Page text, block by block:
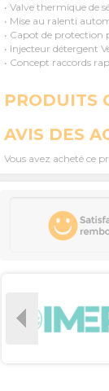
• Valve thermique de
• Mise au ralenti
• Capot de protection
• Injecteur détergent
• Concept raccords
PRODUITS
AVIS DES
Vous avez acheté ce